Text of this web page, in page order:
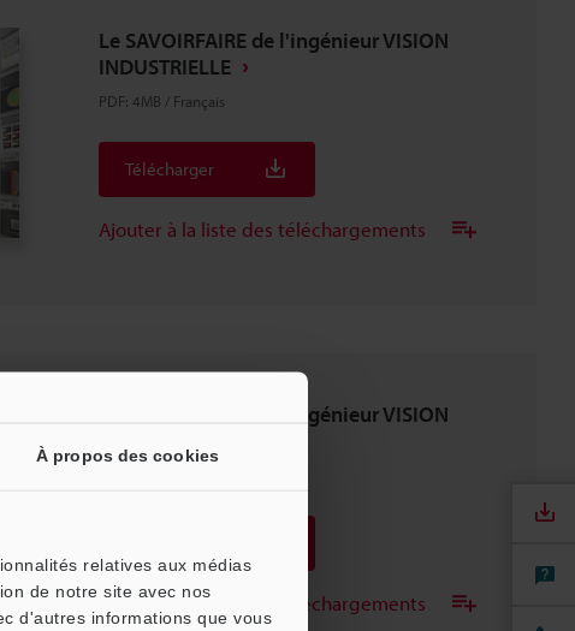
À propos des cookies
relatives aux médias
de notre site avec nos
d'autres informations que vous
Le SAVOIRFAIRE de l'ingénieur VISION
INDUSTRIELLE
PDF: 4MB / Français
Télécharger
Ajouter à la liste des téléchargements
Le SAVOIRFAIRE de l'ingénieur VISION
Ajouter à la liste des téléchargements